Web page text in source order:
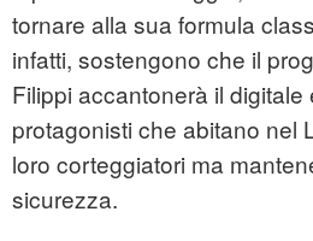
tornare alla sua formula
infatti, sostengono che il
Filippi accantonerà il
protagonisti che abitano nel
loro corteggiatori ma
sicurezza.